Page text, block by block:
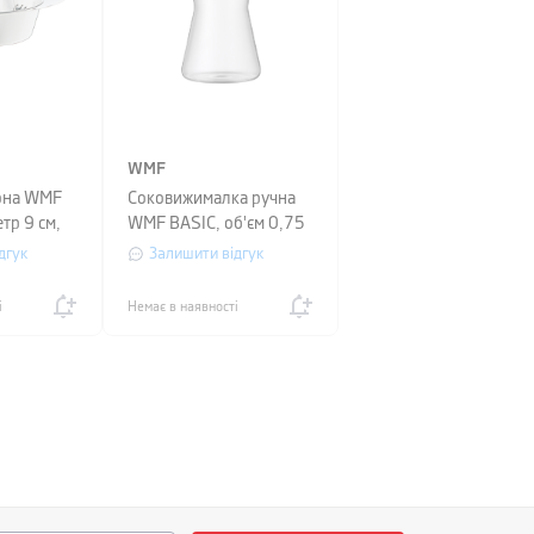
WMF
9 см,
WMF
Соковижималка ручна
WMF BASIC, об'єм 0,75
л, висота 22,6 см,
Залишити відгук
Немає в наявності